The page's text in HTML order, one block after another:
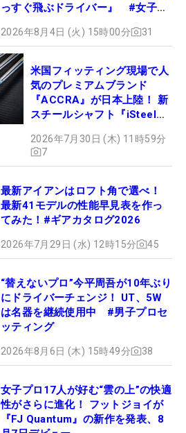
っすぐ飛ぶドライバー』 #女子プ
2026年8月4日 (火) 15時00分 31
米国フィッティング現場で人
気のプレミアムブランド
『ACCRA』が日本上陸！ 新
スチールシャフト『iSteel
2026年7月30日 (木) 11時59分
7
最新アイアンはロフト角で選べ！
最新41モデルの性能早見表を作っ
てみた！#ギアカタログ2026
2026年7月29日 (水) 12時15分 45
“替えないプロ”今平周吾が10年ぶり
にドライバーチェンジ！ UT、5W
は名器を継続使用中 #男子プロセ
ッティング
2026年8月6日 (木) 15時49分 38
女子プロ17人が好む“雲の上”の快適
性がさらに進化！ フットジョイが
『FJ Quantum』の新作を発表、8